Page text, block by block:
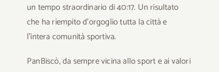
un tempo straordinario di 40:17. Un risultato
che ha riempito d’orgoglio tutta la città e
l’intera comunità sportiva.
PanBiscò, da sempre vicina allo sport e ai valori